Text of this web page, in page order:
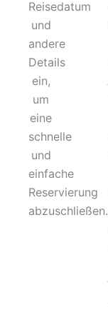
Reisedatum
und
andere
Details
ein,
um
eine
schnelle
und
einfache
Reservierung
abzuschließen.